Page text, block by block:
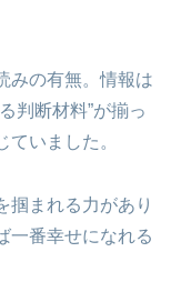
みの有無。情報は
判断材料”が揃っ
いました。
掴まれる力があり
一番幸せになれる